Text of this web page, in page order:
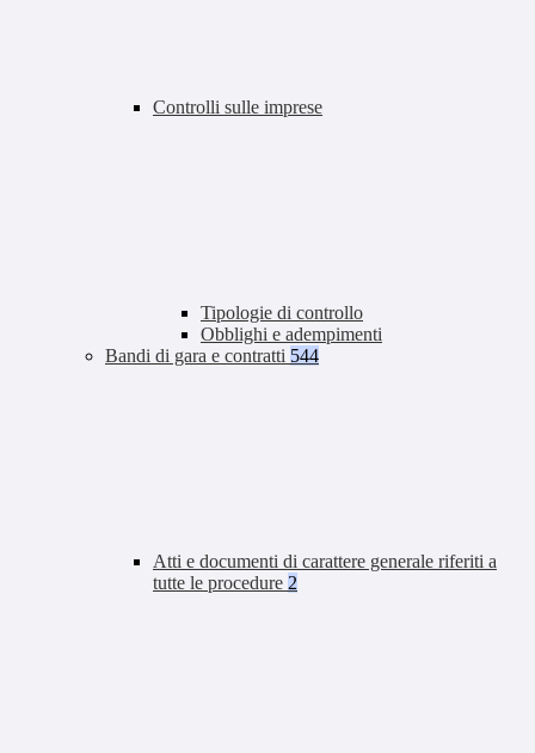
Controlli sulle imprese
Tipologie di controllo
Obblighi e adempimenti
Bandi di gara e contratti 544
Atti e documenti di carattere generale riferiti a
tutte le procedure 2